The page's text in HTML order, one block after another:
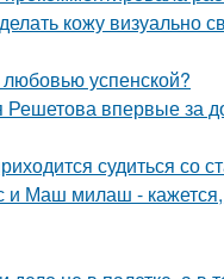
кожу визуально
успенской?
впервые за
судиться со
Маш милаш - кажется,